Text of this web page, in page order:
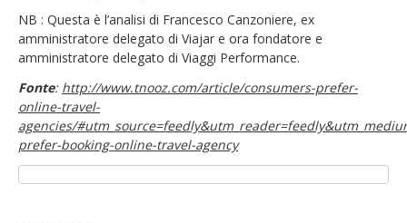
NB : Questa è l’analisi di Francesco Canzoniere, ex
amministratore delegato di Viajar e ora fondatore e
amministratore delegato di Viaggi Performance.
Fonte: http://www.tnooz.com/article/consumers-prefer-
online-travel-
agencies/
prefer-booking-online-travel-agency